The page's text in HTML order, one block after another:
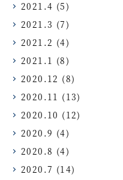
2021.4 (5)
2021.3 (7)
2021.2 (4)
2021.1 (8)
2020.12 (8)
2020.11 (13)
2020.10 (12)
2020.9 (4)
2020.8 (4)
2020.7 (14)